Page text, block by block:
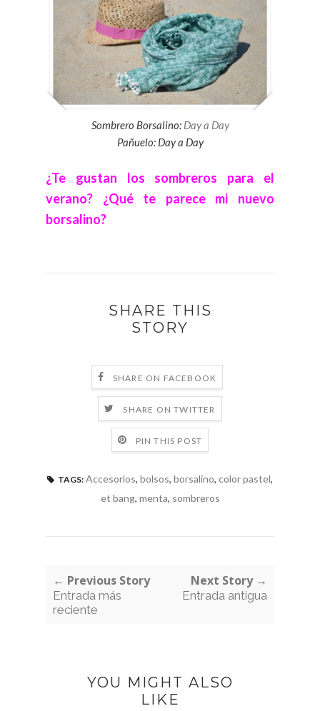
Sombrero Borsalino: Day a Day
Pañuelo: Day a Day
¿Te gustan los sombreros para el
verano? ¿Qué te parece mi nuevo
borsalino?
SHARE THIS
STORY
SHARE ON FACEBOOK
SHARE ON TWITTER
PIN THIS POST
TAGS: Accesorios, bolsos, borsalino, color pastel,
et bang, menta, sombreros
← Previous Story
Entrada más
reciente
Next Story →
Entrada antigua
YOU MIGHT ALSO
LIKE